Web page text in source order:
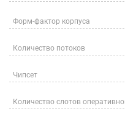
Форм-фактор корпуса
Количество потоков
Чипсет
Количество слотов